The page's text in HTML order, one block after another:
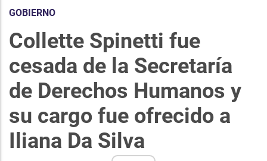
GOBIERNO
Collette Spinetti fue
cesada de la Secretaría
de Derechos Humanos y
su cargo fue ofrecido a
Iliana Da Silva